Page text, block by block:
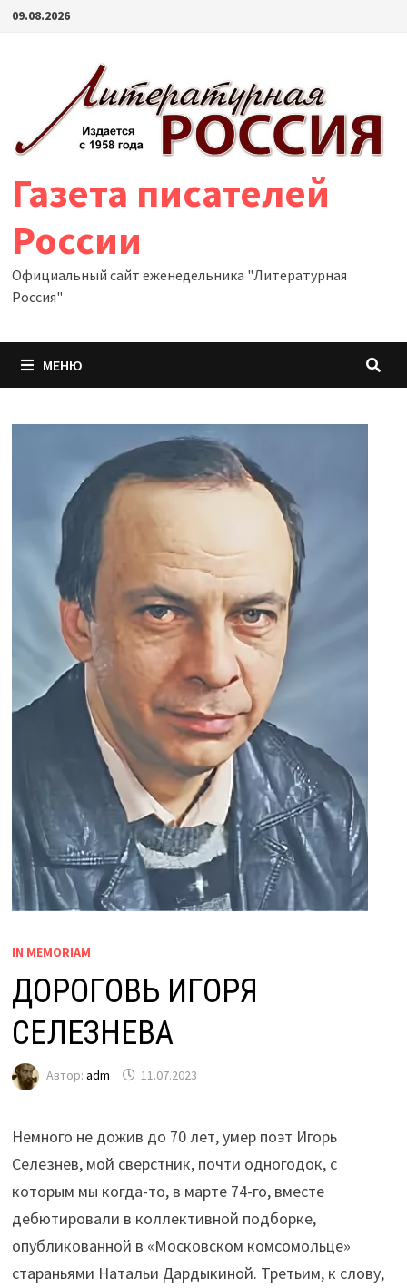
Перейти
09.08.2026
Газета писателей
России
Официальный сайт еженедельника "Литературная
Россия"
МЕНЮ
IN MEMORIAM
ДОРОГОВЬ ИГОРЯ
СЕЛЕЗНЕВА
Автор: adm 11.07.2023
Немного не дожив до 70 лет, умер поэт Игорь
Селезнев, мой сверстник, почти одногодок, с
которым мы когда-то, в марте 74-го, вместе
дебютировали в коллективной подборке,
опубликованной в «Московском комсомольце»
стараньями Натальи Дардыкиной. Третьим, к слову,